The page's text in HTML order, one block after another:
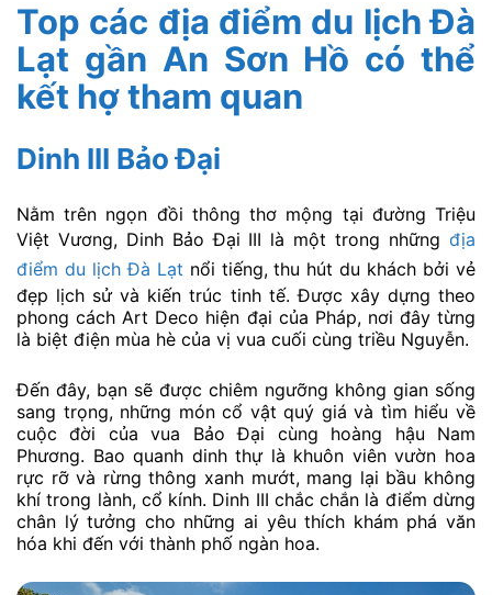
Top các địa điểm du lịch Đà
Lạt gần An Sơn Hồ có thể
kết hợ tham quan
Dinh III Bảo Đại
Nằm trên ngọn đồi thông thơ mộng tại đường Triệu
Việt Vương, Dinh Bảo Đại III là một trong những địa
điểm du lịch Đà Lạt nổi tiếng, thu hút du khách bởi vẻ
đẹp lịch sử và kiến trúc tinh tế. Được xây dựng theo
phong cách Art Deco hiện đại của Pháp, nơi đây từng
là biệt điện mùa hè của vị vua cuối cùng triều Nguyễn.
Đến đây, bạn sẽ được chiêm ngưỡng không gian sống
sang trọng, những món cổ vật quý giá và tìm hiểu về
cuộc đời của vua Bảo Đại cùng hoàng hậu Nam
Phương. Bao quanh dinh thự là khuôn viên vườn hoa
rực rỡ và rừng thông xanh mướt, mang lại bầu không
khí trong lành, cổ kính. Dinh III chắc chắn là điểm dừng
chân lý tưởng cho những ai yêu thích khám phá văn
hóa khi đến với thành phố ngàn hoa.